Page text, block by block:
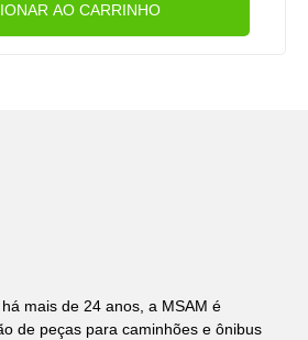
AO CARRINHO
mais de 24 anos, a MSAM é
de peças para caminhões e ônibus